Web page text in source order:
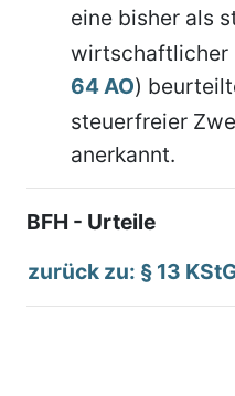
eine bisher als
wirtschaftlicher
64 AO)
steuerfreier
anerkannt.
BFH - Urteile
zurück zu: § 13